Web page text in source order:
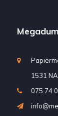
1531
075 74